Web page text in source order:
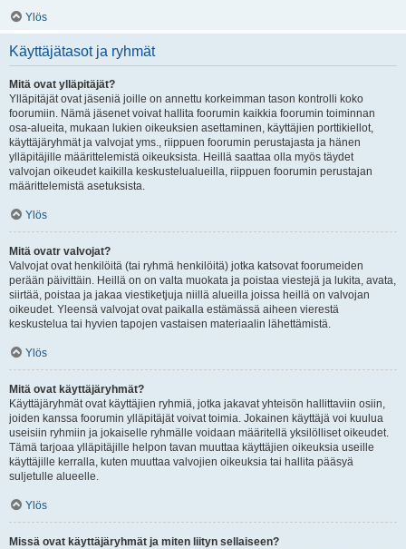
Ylös
Käyttäjätasot ja ryhmät
Mitä ovat ylläpitäjät?
Ylläpitäjät ovat jäseniä joille on annettu korkeimman tason kontrolli koko
foorumiin. Nämä jäsenet voivat hallita foorumin kaikkia foorumin toiminnan
osa-alueita, mukaan lukien oikeuksien asettaminen, käyttäjien porttikiellot,
käyttäjäryhmät ja valvojat yms., riippuen foorumin perustajasta ja hänen
ylläpitäjille määrittelemistä oikeuksista. Heillä saattaa olla myös täydet
valvojan oikeudet kaikilla keskustelualueilla, riippuen foorumin perustajan
määrittelemistä asetuksista.
Ylös
Mitä ovatr valvojat?
Valvojat ovat henkilöitä (tai ryhmä henkilöitä) jotka katsovat foorumeiden
perään päivittäin. Heillä on on valta muokata ja poistaa viestejä ja lukita, avata,
siirtää, poistaa ja jakaa viestiketjuja niillä alueilla joissa heillä on valvojan
oikeudet. Yleensä valvojat ovat paikalla estämässä aiheen vierestä
keskustelua tai hyvien tapojen vastaisen materiaalin lähettämistä.
Ylös
Mitä ovat käyttäjäryhmät?
Käyttäjäryhmät ovat käyttäjien ryhmiä, jotka jakavat yhteisön hallittaviin osiin,
joiden kanssa foorumin ylläpitäjät voivat toimia. Jokainen käyttäjä voi kuulua
useisiin ryhmiin ja jokaiselle ryhmälle voidaan määritellä yksilölliset oikeudet.
Tämä tarjoaa ylläpitäjille helpon tavan muuttaa käyttäjien oikeuksia useille
käyttäjille kerralla, kuten muuttaa valvojien oikeuksia tai hallita pääsyä
suljetulle alueelle.
Ylös
Missä ovat käyttäjäryhmät ja miten liityn sellaiseen?